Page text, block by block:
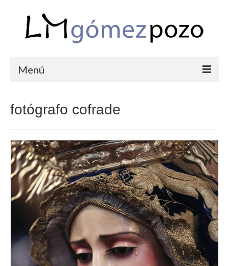
Menú
BODAS
COMUNIONES
CORPORATIVAS
SEMANA SANTA
BLOG
SOBRE LM
CONTACTO
fotógrafo cofrade